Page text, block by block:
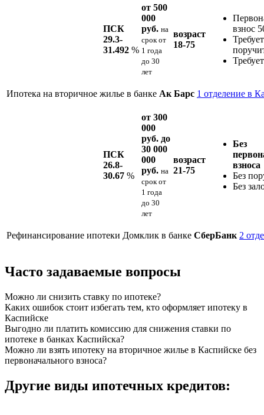
ПСК
29.3-
31.492 %
от 500
000
руб. на
срокот
1 года
до 30
лет
возраст
18-75
взнос
Ипотека на вторичное жилье в банке Ак Барс 1 отделение в
ПСК
26.8-
30.67 %
от 300
000
руб. до
30 000
000
руб. на
срокот
1 года
до 30
лет
возраст
21-75
Без
взноса
Без
Без
Рефинансирование ипотеки Домклик в банке СберБанк 2
Часто задаваемые вопросы
Можно ли снизить ставку по ипотеке?
Каких ошибок стоит избегать тем, кто оформляет ипотеку в
Каспийске
Выгодно ли платить комиссию для снижения ставки по
ипотеке в банках Каспийска?
Можно ли взять ипотеку на вторичное жилье в Каспийске без
первоначального взноса?
Другие виды ипотечных кредитов: